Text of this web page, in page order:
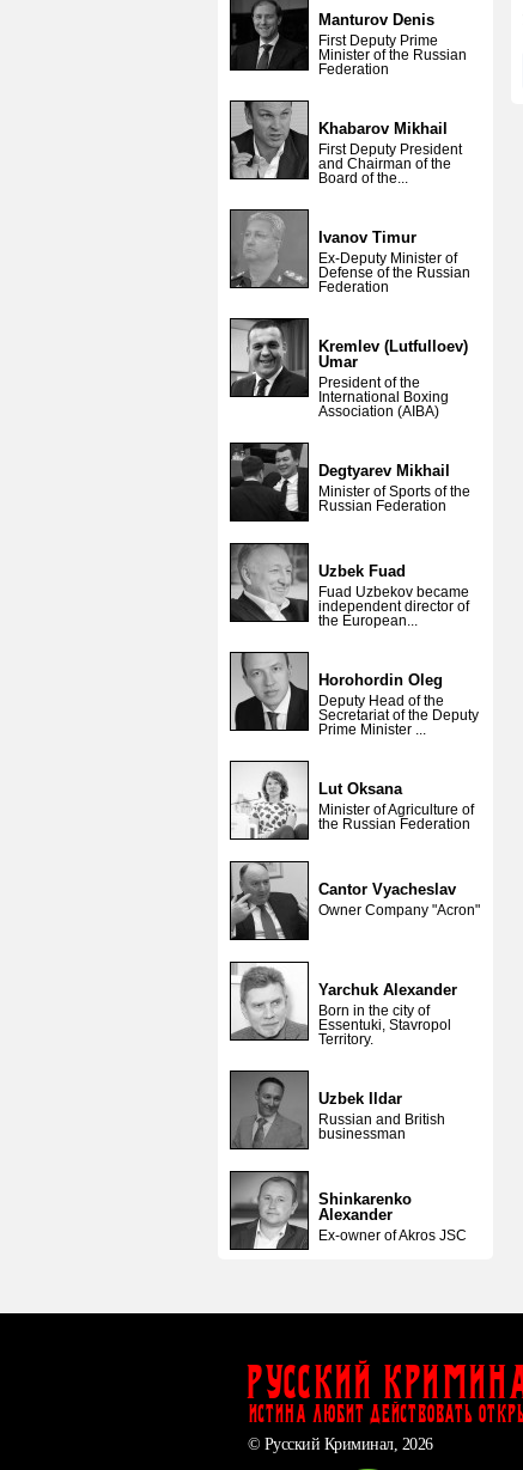
Manturov Denis
First Deputy Prime
Minister of the Russian
Federation
Khabarov Mikhail
First Deputy President
and Chairman of the
Board of the...
Ivanov Timur
Ex-Deputy Minister of
Defense of the Russian
Federation
Kremlev (Lutfulloev)
Umar
President of the
International Boxing
Association (AIBA)
Degtyarev Mikhail
Minister of Sports of the
Russian Federation
Uzbek Fuad
Fuad Uzbekov became
independent director of
the European...
Horohordin Oleg
Deputy Head of the
Secretariat of the Deputy
Prime Minister ...
Lut Oksana
Minister of Agriculture of
the Russian Federation
Cantor Vyacheslav
Owner Company "Acron"
Yarchuk Alexander
Born in the city of
Essentuki, Stavropol
Territory.
Uzbek Ildar
Russian and British
businessman
Shinkarenko
Alexander
Ex-owner of Akros JSC
Русский
ИСТИНА ЛЮБИТ ДЕЙСТВОВАТЬ
© Русский Криминал, 2026